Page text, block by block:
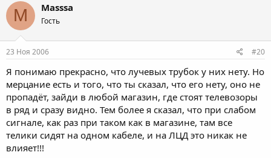
M Masssa
Гость
23 Ноя 2006 #20
Я понимаю прекрасно, что лучевых трубок у них нету. Но
мерцание есть и того, что ты сказал, что его нету, оно не
пропадёт, зайди в любой магазин, где стоят телевозоры
в ряд и сразу видно. Тем более я сказал, что при слабом
сигнале, как раз при таком как в магазине, там все
телики сидят на одном кабеле, и на ЛЦД это никак не
влияет!!!